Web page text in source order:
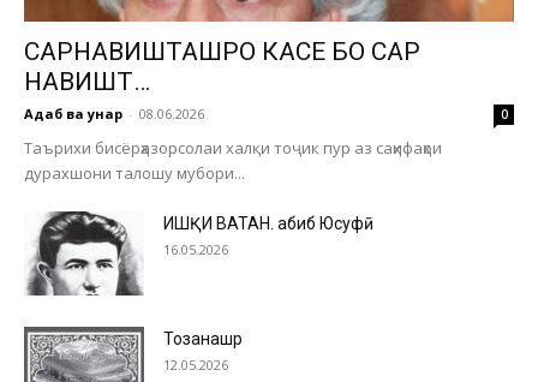
САРНАВИШТАШРО КАСЕ БО САР
НАВИШТ…
Адаб ва ҳунар - 08.06.2026 0
Таърихи бисёрҳазорсолаи халқи тоҷик пур аз саҳифаҳои
дурахшони талошу мубори...
ИШҚИ ВАТАН. Ҳабиб Юсуфӣ
16.05.2026
Тозанашр
12.05.2026